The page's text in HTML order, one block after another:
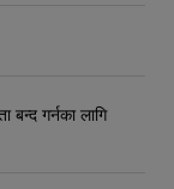
बन्द गर्नका लागि